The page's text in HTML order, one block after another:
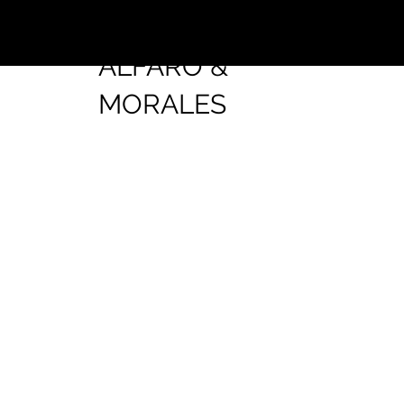
ALFARO &
MORALES